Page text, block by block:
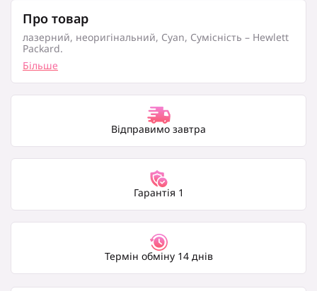
Про товар
лазерний, неоригінальний, Cyan, Сумісність – Hewlett
Packard.
Більше
Відправимо завтра
Гарантія 1
Термін обміну 14 днів